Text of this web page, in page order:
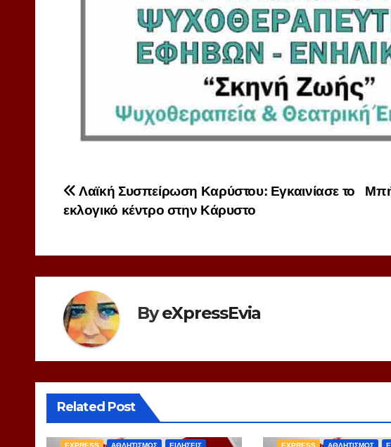
Πλοήγηση
άρθρων
Λαϊκή Συσπείρωση Καρύστου: Εγκαινίασε το
εκλογικό κέντρο στην Κάρυστο
ByeXpressEvia
Related Post
EXPRESS ΑΘΛΗΤΙΣΜΟΣ ΕΙΔΗΣΕΙΣ EXPRESS ΑΘΛΗΤΙΣΜΟΣ